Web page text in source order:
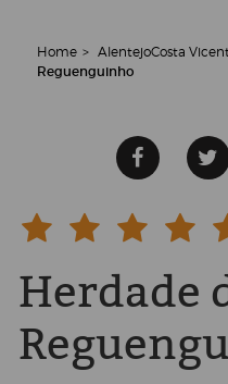
Home > AlentejoCosta
Reguenguinho
Herdade